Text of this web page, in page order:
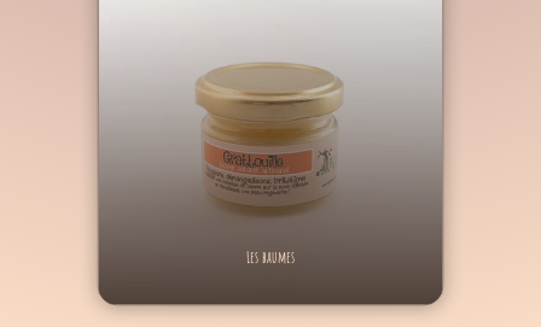
Les baumes